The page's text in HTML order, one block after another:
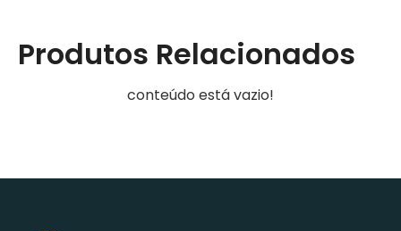
Produtos Relacionados
conteúdo está vazio!